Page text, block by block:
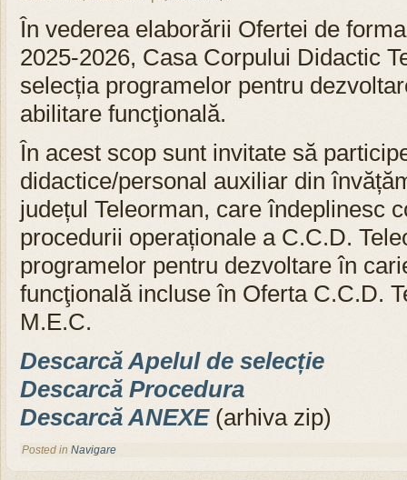
În vederea elaborării Ofertei de
2025-2026, Casa Corpului Didactic
selecția programelor pentru
abilitare funcţională.
În acest scop sunt invitate să
didactice/personal auxiliar din
județul Teleorman, care îndeplinesc
procedurii operaționale a C.C.D.
programelor pentru dezvoltare în
funcţională incluse în Oferta C.C.D.
M.E.C.
Descarcă Apelul de selecție
Descarcă Procedura
Descarcă ANEXE(arhiva zip)
Posted in Navigare